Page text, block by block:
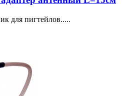
для пигтейлов.....